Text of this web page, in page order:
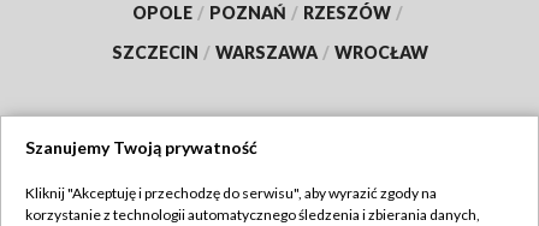
OPOLE / POZNAŃ / RZESZÓW /
SZCZECIN / WARSZAWA / WROCŁAW
TVP
Szanujemy Twoją prywatność
Kliknij "Akceptuję i przechodzę do serwisu", aby wyrazić zgody na
korzystanie z technologii automatycznego śledzenia i zbierania danych,